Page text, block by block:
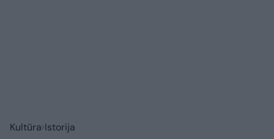
Kultūra Istorija